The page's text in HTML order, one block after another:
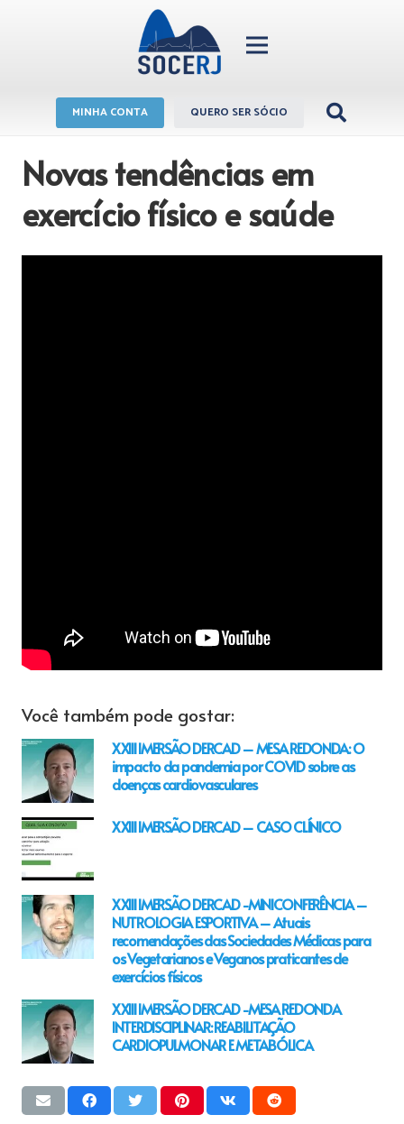
MINHA CONTA QUERO SER SÓCIO
Novas tendências em
exercício físico e saúde
Você também pode gostar:
XXIII IMERSÃO DERCAD – MESA REDONDA: O
impacto da pandemia por COVID sobre as
doenças cardiovasculares
XXIII IMERSÃO DERCAD – CASO CLÍNICO
XXIII IMERSÃO DERCAD -MINICONFERÊNCIA –
NUTROLOGIA ESPORTIVA – Atuais
recomendações das Sociedades Médicas para
os Vegetarianos e Veganos praticantes de
exercícios físicos
XXIII IMERSÃO DERCAD -MESA REDONDA
INTERDISCIPLINAR: REABILITAÇÃO
CARDIOPULMONAR E METABÓLICA